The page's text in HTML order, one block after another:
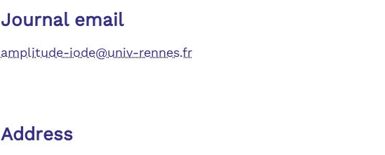
Journal email
amplitude-iode@univ-rennes.fr
Address